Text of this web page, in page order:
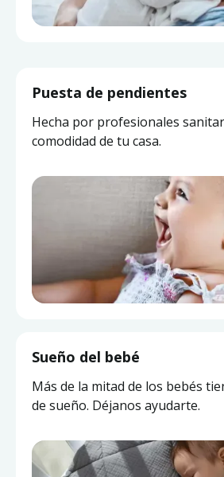
Puesta de pendientes
Hecha por profesionales
comodidad de tu casa.
Sueño del bebé
Más de la mitad de los bebés
de sueño. Déjanos ayudarte.